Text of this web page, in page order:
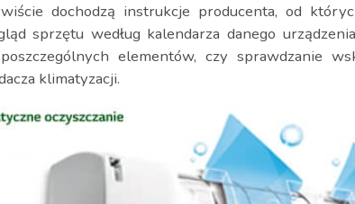
dochodzą instrukcje producenta, od
sprzętu według kalendarza danego
elementów, czy sprawdzanie
klimatyzacji.